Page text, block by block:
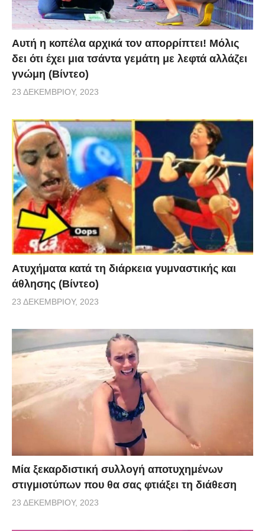
Αυτή η κοπέλα αρχικά τον απορρίπτει! Μόλις
δει ότι έχει μια τσάντα γεμάτη με λεφτά αλλάζει
γνώμη (Βίντεο)
23 ΔΕΚΕΜΒΡΊΟΥ, 2023
Aτυχήματα κατά τη διάρκεια γυμναστικής και
άθλησης (Βίντεο)
23 ΔΕΚΕΜΒΡΊΟΥ, 2023
Μία ξεκαρδιστική συλλογή αποτυχημένων
στιγμιοτύπων που θα σας φτιάξει τη διάθεση
23 ΔΕΚΕΜΒΡΊΟΥ, 2023